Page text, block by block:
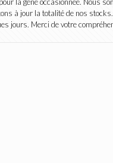
à jour la totalité de nos
jours. Merci de votre